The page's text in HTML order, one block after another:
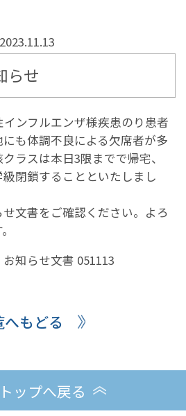
2023.11.13
らせ
ンフルエンザ様疾患のり患者
も体調不良による欠席者が多
ラスは本日3限までで帰宅、
閉鎖することといたしまし
文書をご確認ください。よろ
知らせ文書 051113
へもどる
ップへ戻る